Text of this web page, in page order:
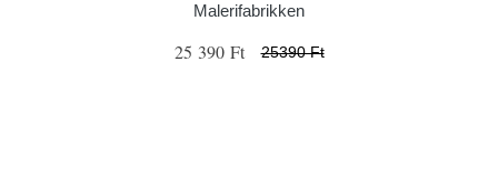
Malerifabrikken
25 390 Ft 25390 Ft